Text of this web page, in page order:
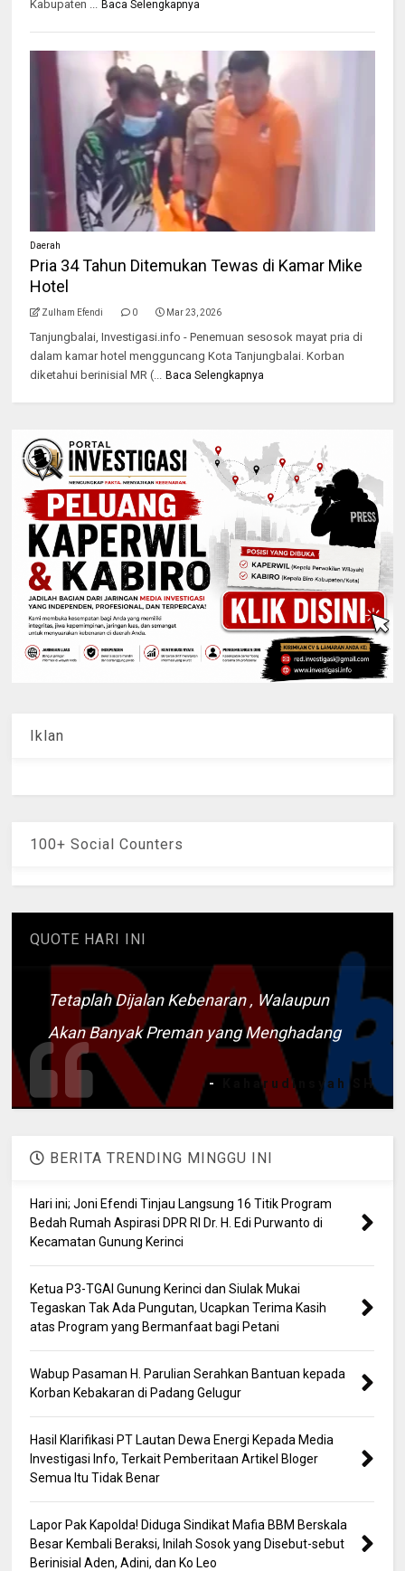
Kabupaten ... Baca Selengkapnya
Daerah
Pria 34 Tahun Ditemukan Tewas di Kamar Mike
Hotel
Zulham Efendi 0 Mar 23, 2026
Tanjungbalai, Investigasi.info - Penemuan sesosok mayat pria di
dalam kamar hotel mengguncang Kota Tanjungbalai. Korban
diketahui berinisial MR (...
Baca Selengkapnya
Iklan
100+ Social Counters
QUOTE HARI INI
Tetaplah Dijalan Kebenaran , Walaupun
Akan Banyak Preman yang Menghadang
- Kaharudinsyah SH
BERITA TRENDING MINGGU INI
Hari ini; Joni Efendi Tinjau Langsung 16 Titik Program
Bedah Rumah Aspirasi DPR RI Dr. H. Edi Purwanto di
Kecamatan Gunung Kerinci
Ketua P3-TGAI Gunung Kerinci dan Siulak Mukai
Tegaskan Tak Ada Pungutan, Ucapkan Terima Kasih
atas Program yang Bermanfaat bagi Petani
Wabup Pasaman H. Parulian Serahkan Bantuan kepada
Korban Kebakaran di Padang Gelugur
Hasil Klarifikasi PT Lautan Dewa Energi Kepada Media
Investigasi Info, Terkait Pemberitaan Artikel Bloger
Semua Itu Tidak Benar
Lapor Pak Kapolda! Diduga Sindikat Mafia BBM Berskala
Besar Kembali Beraksi, Inilah Sosok yang Disebut-sebut
Berinisial Aden, Adini, dan Ko Leo